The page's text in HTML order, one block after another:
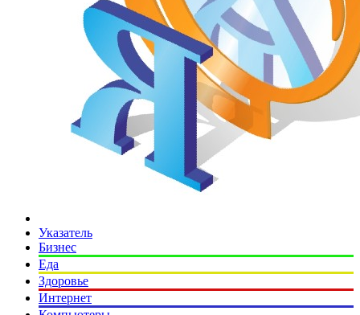
Указатель
Бизнес
Еда
Здоровье
Интернет